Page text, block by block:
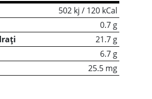
502 kj / 120 kCal
0.7 g
21.7 g
6.7 g
25.5 mg